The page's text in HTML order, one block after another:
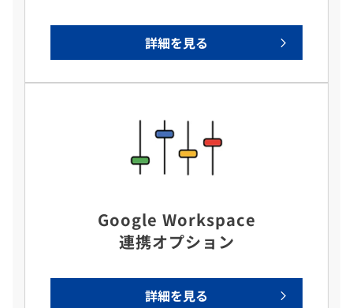
詳細を見る
Google Workspace
連携オプション
詳細を見る